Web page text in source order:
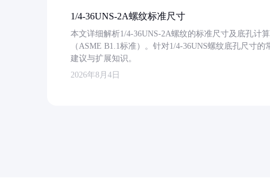
1/4-36UNS-2A螺纹标准尺寸
本文详细解析1/4-36UNS-2A螺纹的标准尺寸及底孔计
（ASME B1.1标准）。针对1/4-36UNS螺纹底孔尺寸
建议与扩展知识。
2026年8月4日